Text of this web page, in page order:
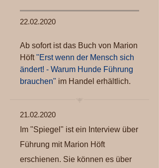
22.02.2020
Ab sofort ist das Buch von Marion
Höft"Erst wenn der Mensch sich
ändert! - Warum Hunde Führung
brauchen" im Handel erhältlich.
21.02.2020
Im "Spiegel" ist ein Interview über
Führung mit Marion Höft
erschienen. Sie können es über